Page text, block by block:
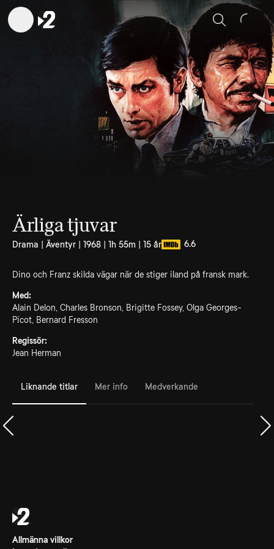
Sök
Ärliga tjuvar
Drama | Äventyr | 1968 | 1h 55m | 15 år 6.6
Dino och Franz skilda vägar när de stiger iland på fransk mark.
Med:
Alain Delon, Charles Bronson, Brigitte Fossey, Olga Georges-
Picot, Bernard Fresson
Regissör:
Jean Herman
Liknande titlar Mer info Medverkande
Allmänna villkor